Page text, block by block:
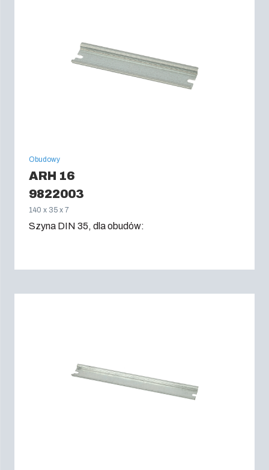
Obudowy
ARH 16
9822003
140 x 35 x 7
Szyna DIN 35, dla obudów: